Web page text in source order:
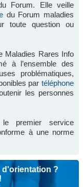
Forum. Elle veille
du Forum maladies
toute question ou
Maladies Rares Info
à l’ensemble des
problématiques,
par téléphone
les personnes
premier service
à une norme
d'orientation ?